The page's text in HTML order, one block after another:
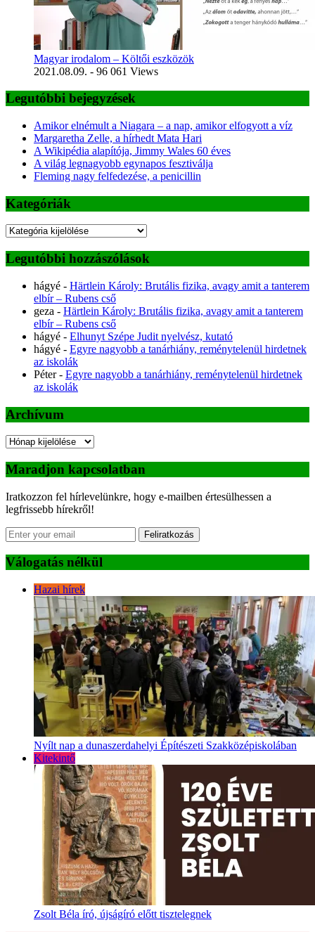
Magyar irodalom – Költői eszközök
2021.08.09. - 96 061 Views
Legutóbbi bejegyzések
Amikor elnémult a Niagara – a nap, amikor elfogyott a víz
Margaretha Zelle, a hírhedt Mata Hari
A Wikipédia alapítója, Jimmy Wales 60 éves
A világ legnagyobb egynapos fesztiválja
Fleming nagy felfedezése, a penicillin
Kategóriák
Kategóriák
Legutóbbi hozzászólások
hágyé - Härtlein Károly: Brutális fizika, avagy amit a tanterem
elbír – Rubens cső
geza - Härtlein Károly: Brutális fizika, avagy amit a tanterem
elbír – Rubens cső
hágyé - Elhunyt Szépe Judit nyelvész, kutató
hágyé - Egyre nagyobb a tanárhiány, reménytelenül hirdetnek
az iskolák
Péter- Egyre nagyobb a tanárhiány, reménytelenül hirdetnek
az iskolák
Archívum
Archívum
Maradjon kapcsolatban
Iratkozzon fel hírlevelünkre, hogy e-mailben értesülhessen a
legfrissebb hírekről!
Feliratkozás
Válogatás nélkül
Hazai hírek
Nyílt nap a dunaszerdahelyi Építészeti Szakközépiskolában
Kitekintő
Zsolt Béla író, újságíró előtt tisztelegnek